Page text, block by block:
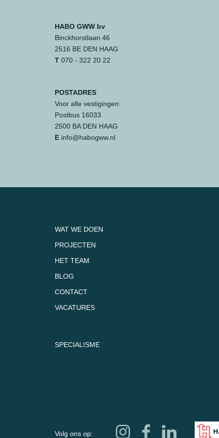
HABO GWW bv
Binckhorstlaan 46
2516 BE DEN HAAG
T 070 - 322 20 22
POSTADRES
Voor alle vestigingen:
Postbus 16033
2500 BA DEN HAAG
E info@habogww.nl
WAT WE DOEN
PROJECTEN
HET TEAM
BLOG
CONTACT
VACATURES
SPECIALISME
Volg ons op: